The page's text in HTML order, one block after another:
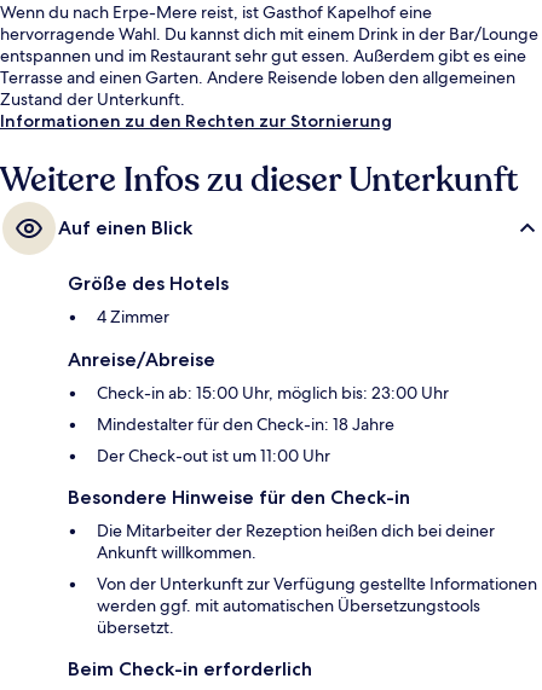
Wenn du nach Erpe-Mere reist, ist Gasthof Kapelhof eine
hervorragende Wahl. Du kannst dich mit einem Drink in der Bar/Lounge
entspannen und im Restaurant sehr gut essen. Außerdem gibt es eine
Terrasse and einen Garten. Andere Reisende loben den allgemeinen
Zustand der Unterkunft.
Informationen zu den Rechten zur Stornierung
Weitere Infos zu dieser Unterkunft
Auf einen Blick
Größe des Hotels
4 Zimmer
Anreise/Abreise
Check-in ab: 15:00 Uhr, möglich bis: 23:00 Uhr
Mindestalter für den Check-in: 18 Jahre
Der Check-out ist um 11:00 Uhr
Besondere Hinweise für den Check-in
Die Mitarbeiter der Rezeption heißen dich bei deiner
Ankunft willkommen.
Von der Unterkunft zur Verfügung gestellte Informationen
werden ggf. mit automatischen Übersetzungstools
übersetzt.
Beim Check-in erforderlich